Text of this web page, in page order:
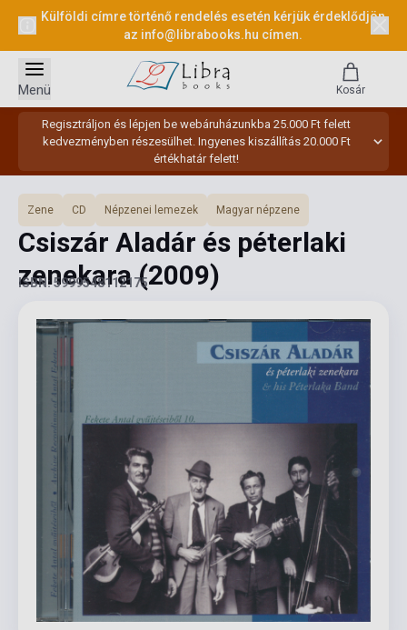
Külföldi címre történő rendelés esetén kérjük érdeklődjön
az info@librabooks.hu címen.
Regisztráljon és lépjen be webáruházunkba 25.000 Ft felett
kedvezményben részesülhet. Ingyenes kiszállítás 20.000 Ft
értékhatár felett!
Menü Kosár
Zene CD Népzenei lemezek Magyar népzene
Csiszár Aladár és péterlaki
zenekara(2009)
ISBN: 5999548112175